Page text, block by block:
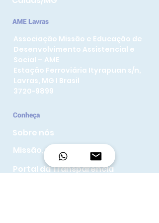
AME Lavras
Associação Missão e Educação de
Desenvolvimento Assistencial e
Social – AME
Estação Ferroviária Ityrapuan s/n,
Lavras, MG I Brasil
3720-9899
Conheça
Sobre nós
Missão, visão e Valores
Portal da Transparência